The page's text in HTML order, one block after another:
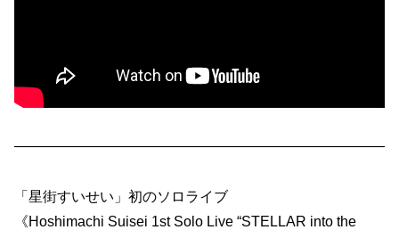
——————————————————————————
「星街すいせい」初のソロライブ
《Hoshimachi Suisei 1st Solo Live “STELLAR into the